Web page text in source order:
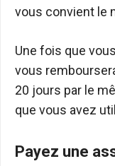
vous convient le
Une fois que
vous
20 jours par le
que vous avez
Payez une